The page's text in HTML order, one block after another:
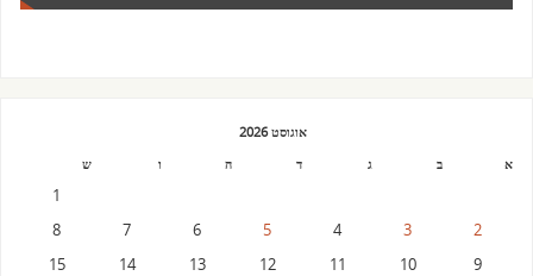
אוגוסט 2026
א
ב ג ד ה ו ש
1
2
3
4
5
6
7
8
9
10
11
12
13
14
15